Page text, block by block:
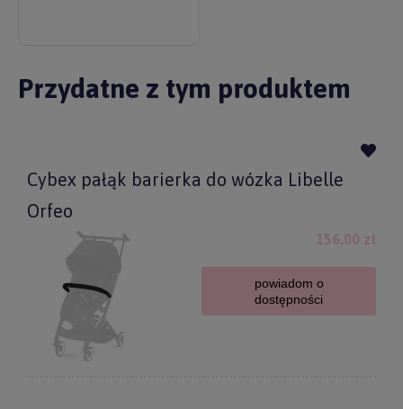
Przydatne z tym produktem
Cybex pałąk barierka do wózka Libelle
Orfeo
156,00 zł
powiadom o
dostępności